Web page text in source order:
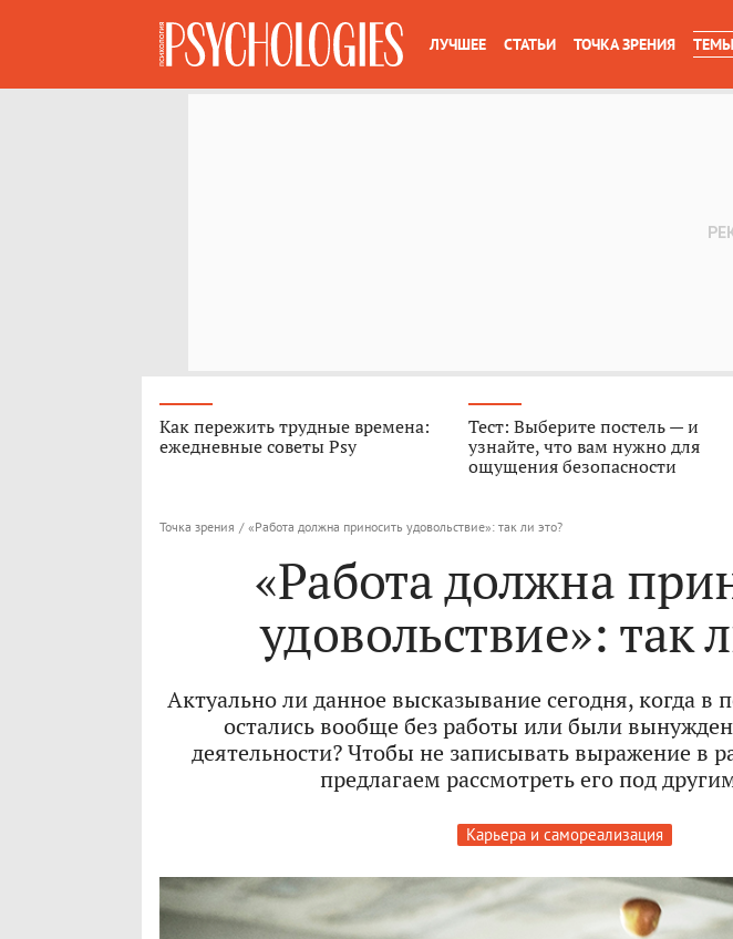
ЛУЧШЕЕ СТАТЬИ ТОЧКА ЗРЕНИЯ ТЕМЫ
Как пережить трудные времена:
ежедневные советы Psy
Тест: Выберите постель — и
узнайте, что вам нужно для
ощущения безопасности
Точка зрения / «Работа должна приносить удовольствие»: так ли это?
«Работа должна
удовольствие»: так
Актуально ли данное высказывание сегодня, когда в
остались вообще без работы или были
деятельности? Чтобы не записывать выражение в
предлагаем рассмотреть его под
Карьера и самореализация